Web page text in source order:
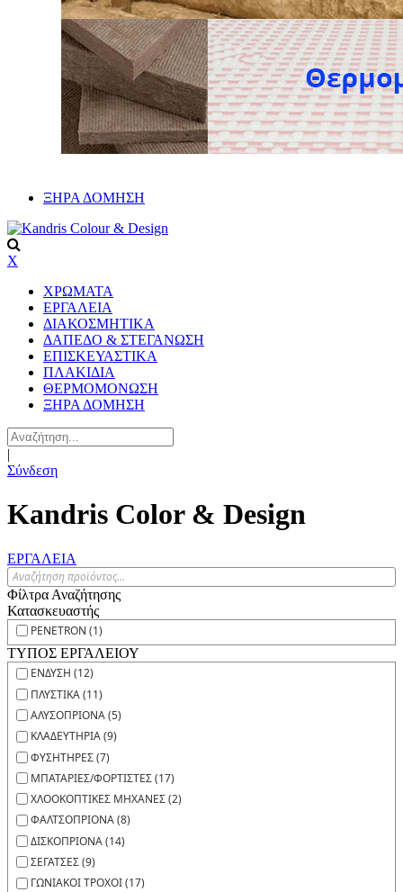
ΞΗΡΑ ΔΟΜΗΣΗ
X
ΧΡΩΜΑΤΑ
ΕΡΓΑΛΕΙΑ
ΔΙΑΚΟΣΜΗΤΙΚΑ
ΔΑΠΕΔΟ & ΣΤΕΓΑΝΩΣΗ
ΕΠΙΣΚΕΥΑΣΤΙΚΑ
ΠΛΑΚΙΔΙA
ΘΕΡΜΟΜΟΝΩΣΗ
ΞΗΡΑ ΔΟΜΗΣΗ
|
Σύνδεση
Kandris Color & Design
ΕΡΓΑΛΕΙΑ
Φίλτρα Αναζήτησης
Κατασκευαστής
PENETRON (1)
ΤΥΠΟΣ ΕΡΓΑΛΕΙΟΥ
ΕΝΔΥΣΗ (12)
ΠΛΥΣΤΙΚΑ (11)
ΑΛΥΣΟΠΡΙΟΝΑ (5)
ΚΛΑΔΕΥΤΗΡΙΑ (9)
ΦΥΣΗΤΗΡΕΣ (7)
ΜΠΑΤΑΡΙΕΣ/ΦΟΡΤΙΣΤΕΣ (17)
ΧΛΟΟΚΟΠΤΙΚΕΣ ΜΗΧΑΝΕΣ (2)
ΦΑΛΤΣΟΠΡΙΟΝΑ (8)
ΔΙΣΚΟΠΡΙΟΝΑ (14)
ΣΕΓΑΤΣΕΣ (9)
ΓΩΝΙΑΚΟΙ ΤΡΟΧΟΙ (17)